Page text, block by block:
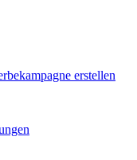
erstellen